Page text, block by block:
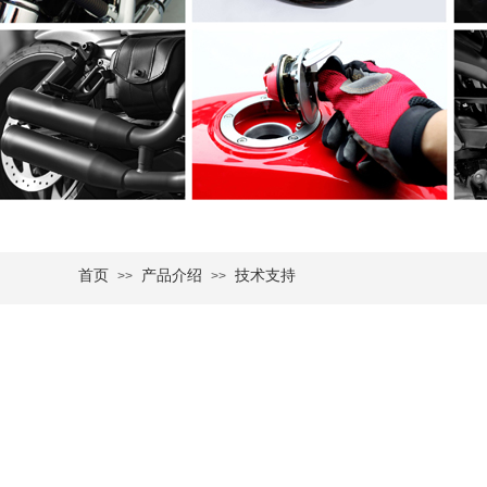
首页 >> 产品介绍 >> 技术支持